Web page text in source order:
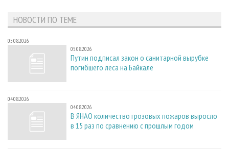
НОВОСТИ ПО ТЕМЕ
05.08.2026
05.08.2026
Путин подписал закон о санитарной вырубке
погибшего леса на Байкале
04.08.2026
04.08.2026
В ЯНАО количество грозовых пожаров выросло
в 15 раз по сравнению с прошлым годом